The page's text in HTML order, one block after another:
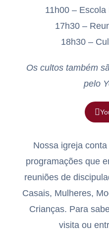
11h00 – Escola
17h30 –
18h30 –
Os cultos também
pelo
Nossa igreja
programações que
reuniões de
Casais, Mulheres,
Crianças. Para
visita ou